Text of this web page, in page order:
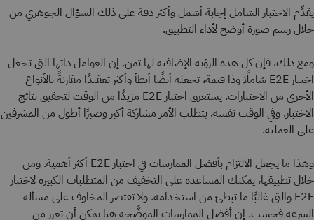
يقدِّم الاختبار الشامل إجابة أشمل وأكثر دقة على ذلك السؤال الجوهري من
خلال رسم صورة أوضح لأداء التطبيق.
ومع ذلك، فإن كل هذه الرؤية الإضافية لها ثمن. إن العوامل ذاتها التي تجعل
اختبار E2E شاملًا وذا قيمة، تجعله أيضًا أبطأ وأكثر تعقيدًا مقارنةً بالأنواع
الأخرى من الاختبارات. يستغرق اختبار E2E مزيدًا من الوقت لتحقيق نتائج
الاختبار. وفي الوقت نفسه، يتطلب الأمر مشاركة أكبر وصبرًا أطول من المشرفين
على العملية.
وهذا ما يجعل الالتزام بأفضل الممارسات في اختبار E2E أكثر أهمية. ومن
خلال تطبيقها، يمكنك المساعدة على التخفيف من المتطلبات الكبيرة لاختبار
E2E والتي غالبًا ما تبطئ من استخدامه. ولا تقتصر المخاوف على مسألة
السرعة فحسب. إن أفضل الممارسات الموضَّحة هنا يمكن أن تعزز من